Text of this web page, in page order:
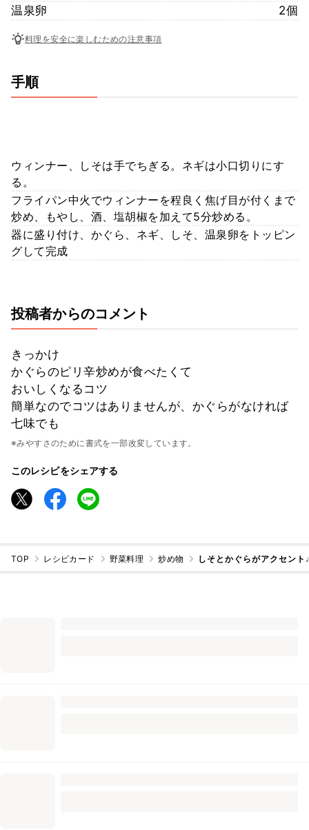
温泉卵
2個
料理を安全に楽しむための注意事項
手順
ウィンナー、しそは手でちぎる。ネギは小口切りにす
る。
フライパン中火でウィンナーを程良く焦げ目が付くまで
炒め、もやし、酒、塩胡椒を加えて5分炒める。
器に盛り付け、かぐら、ネギ、しそ、温泉卵をトッピン
グして完成
投稿者からのコメント
きっかけ
かぐらのピリ辛炒めが食べたくて
おいしくなるコツ
簡単なのでコツはありませんが、かぐらがなければ
七味でも
※みやすさのために書式を一部改変しています。
このレシピをシェアする
TOP レシピカード 野菜料理 炒め物 しそとかぐらがアクセン